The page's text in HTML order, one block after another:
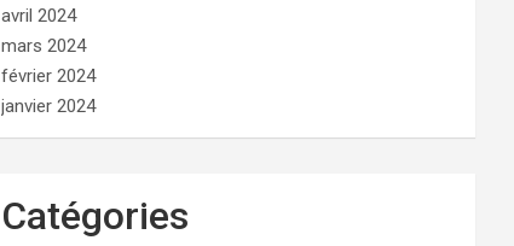
avril 2024
mars 2024
février 2024
janvier 2024
Catégories